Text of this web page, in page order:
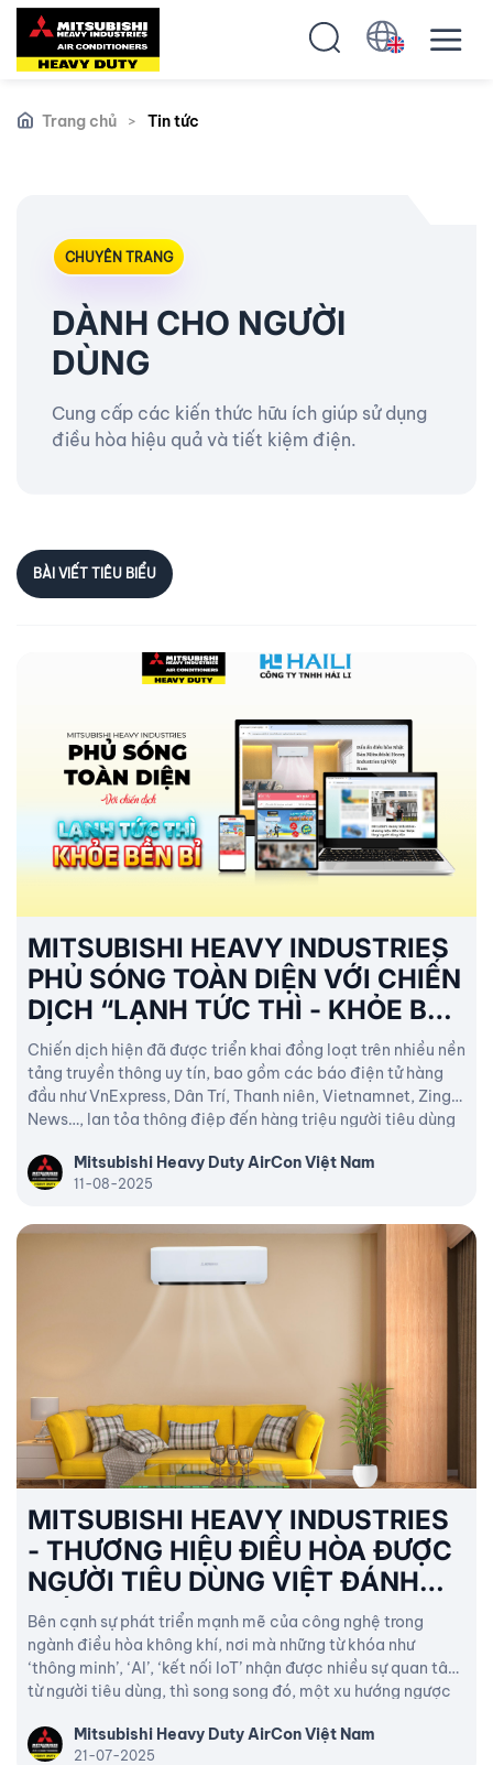
Trang chủ > Tin tức
CHUYÊN TRANG
DÀNH CHO NGƯỜI
DÙNG
Cung cấp các kiến thức hữu ích giúp sử dụng
điều hòa hiệu quả và tiết kiệm điện.
BÀI VIẾT TIÊU BIỂU
MITSUBISHI HEAVY INDUSTRIES
PHỦ SÓNG TOÀN DIỆN VỚI CHIẾN
DỊCH “LẠNH TỨC THÌ - KHỎE BỀN
BỈ”
Chiến dịch hiện đã được triển khai đồng loạt trên nhiều nền
tảng truyền thông uy tín, bao gồm các báo điện tử hàng
đầu như VnExpress, Dân Trí, Thanh niên, Vietnamnet, Zing
News…, lan tỏa thông điệp đến hàng triệu người tiêu dùng
Mitsubishi Heavy Duty AirCon Việt Nam
11-08-2025
MITSUBISHI HEAVY INDUSTRIES
- THƯƠNG HIỆU ĐIỀU HÒA ĐƯỢC
NGƯỜI TIÊU DÙNG VIỆT ĐÁNH
GIÁ CAO!
Bên cạnh sự phát triển mạnh mẽ của công nghệ trong
ngành điều hòa không khí, nơi mà những từ khóa như
‘thông minh’, ‘AI’, ‘kết nối IoT’ nhận được nhiều sự quan tâm
từ người tiêu dùng, thì song song đó, một xu hướng ngược
sản phẩm ‘trở về giá trị cốt lõi’.
Mitsubishi Heavy Duty AirCon Việt Nam
21-07-2025